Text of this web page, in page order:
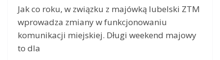
Jak co roku, w związku z majówką lubelski ZTM
wprowadza zmiany w funkcjonowaniu
komunikacji miejskiej. Długi weekend majowy
to dla